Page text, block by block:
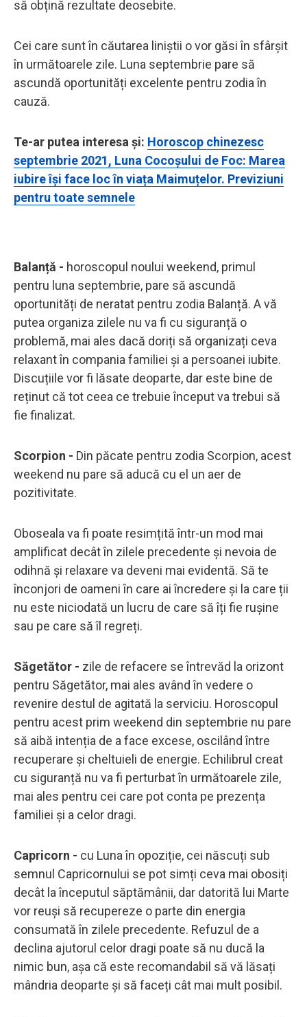
să obțină rezultate deosebite.
Cei care sunt în căutarea liniștii o vor găsi în sfârșit
în următoarele zile. Luna septembrie pare să
ascundă oportunități excelente pentru zodia în
cauză.
Te-ar putea interesa și: Horoscop chinezesc
septembrie 2021, Luna Cocoșului de Foc: Marea
iubire își face loc în viața Maimuțelor. Previziuni
pentru toate semnele
Balanță - horoscopul noului weekend, primul
pentru luna septembrie, pare să ascundă
oportunități de neratat pentru zodia Balanță. A vă
putea organiza zilele nu va fi cu siguranță o
problemă, mai ales dacă doriți să organizați ceva
relaxant în compania familiei și a persoanei iubite.
Discuțiile vor fi lăsate deoparte, dar este bine de
reținut că tot ceea ce trebuie început va trebui să
fie finalizat.
Scorpion - Din păcate pentru zodia Scorpion, acest
weekend nu pare să aducă cu el un aer de
pozitivitate.
Oboseala va fi poate resimțită într-un mod mai
amplificat decât în zilele precedente și nevoia de
odihnă și relaxare va deveni mai evidentă. Să te
înconjori de oameni în care ai încredere și la care ții
nu este niciodată un lucru de care să îți fie rușine
sau pe care să îl regreți.
Săgetător - zile de refacere se întrevăd la orizont
pentru Săgetător, mai ales având în vedere o
revenire destul de agitată la serviciu. Horoscopul
pentru acest prim weekend din septembrie nu pare
să aibă intenția de a face excese, oscilând între
recuperare și cheltuieli de energie. Echilibrul creat
cu siguranță nu va fi perturbat în următoarele zile,
mai ales pentru cei care pot conta pe prezența
familiei și a celor dragi.
Capricorn - cu Luna în opoziție, cei născuți sub
semnul Capricornului se pot simți ceva mai obosiți
decât la începutul săptămânii, dar datorită lui Marte
vor reuși să recupereze o parte din energia
consumată în zilele precedente. Refuzul de a
declina ajutorul celor dragi poate să nu ducă la
nimic bun, așa că este recomandabil să vă lăsați
mândria deoparte și să faceți cât mai mult posibil.